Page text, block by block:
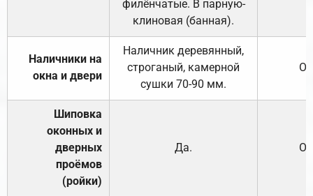
филёнчатые. В парную-
клиновая (банная).
Наличники на
окна и двери
Наличник деревянный,
строганый, камерной
сушки 70-90 мм.
Шиповка
оконных и
дверных
проёмов
(ройки)
Да.